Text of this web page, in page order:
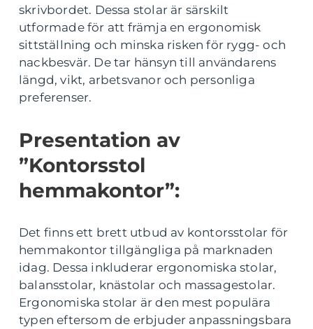
skrivbordet. Dessa stolar är särskilt
utformade för att främja en ergonomisk
sittställning och minska risken för rygg- och
nackbesvär. De tar hänsyn till användarens
längd, vikt, arbetsvanor och personliga
preferenser.
Presentation av
”Kontorsstol
hemmakontor”:
Det finns ett brett utbud av kontorsstolar för
hemmakontor tillgängliga på marknaden
idag. Dessa inkluderar ergonomiska stolar,
balansstolar, knästolar och massagestolar.
Ergonomiska stolar är den mest populära
typen eftersom de erbjuder anpassningsbara